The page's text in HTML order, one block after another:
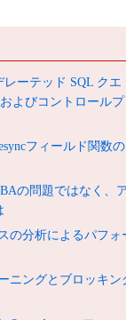
レーテッド SQL クエ
よびコントロール
フィールド関数の
の問題ではなく、
の分析によるパフォ
ニングとブロッキン